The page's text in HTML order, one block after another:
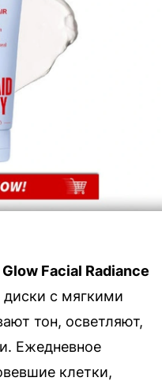
Facial Radiance
с мягкими
тон, осветляют,
Ежедневное
клетки,